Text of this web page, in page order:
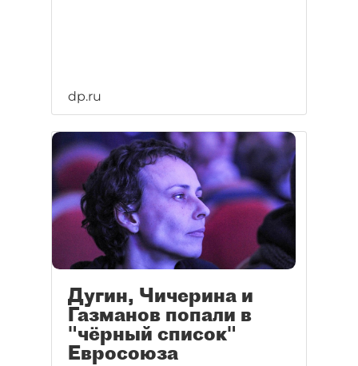
dp.ru
Дугин, Чичерина и
Газманов попали в
"чёрный список"
Евросоюза